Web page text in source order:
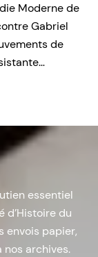
Moderne de
Gabriel
de
essentiel
d’Histoire du
envois papier,
nos archives.